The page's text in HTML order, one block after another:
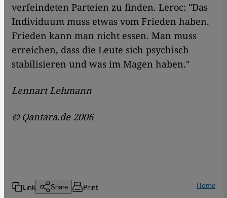
verfeindeten Parteien zu finden. Leroc: "Das
Individuum muss etwas vom Frieden haben.
Frieden kann man nicht essen. Man muss
erreichen, dass die Leute sich psychisch
stabilisieren und was im Magen haben."
Lennart Lehmann
© Qantara.de 2006
Link Share Print Home